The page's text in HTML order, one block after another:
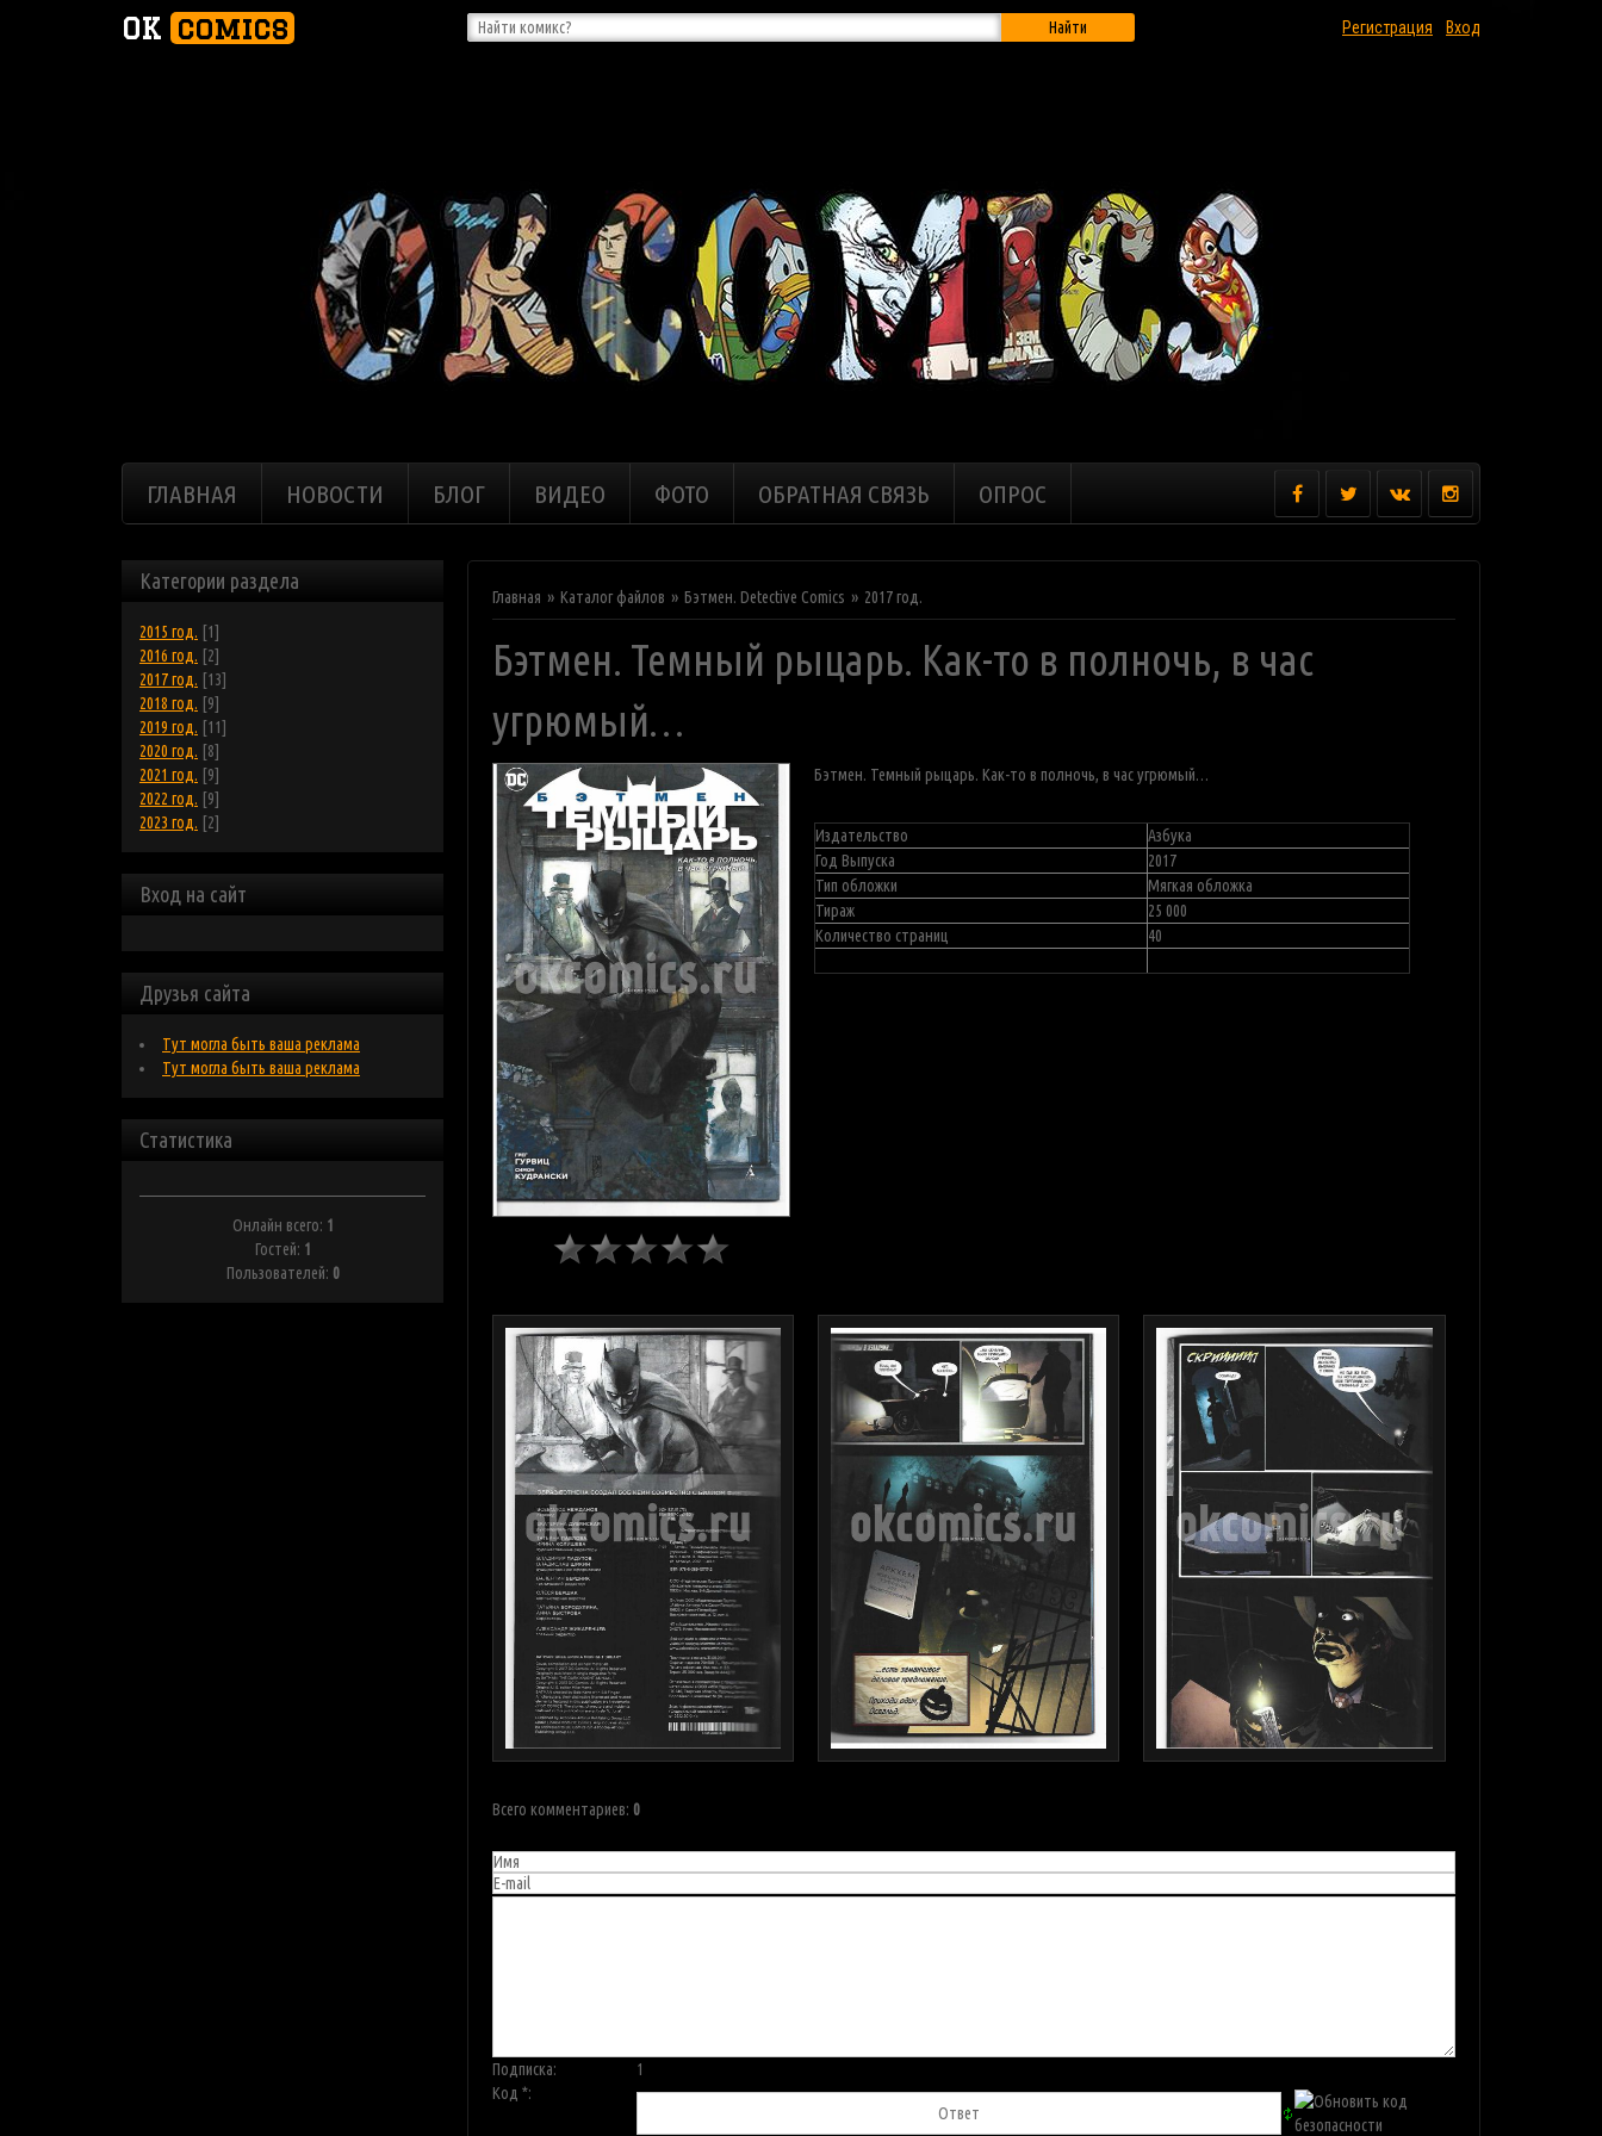
OK comics Найти Регистрация Вход
ГЛАВНАЯ НОВОСТИ БЛОГ ВИДЕО ФОТО ОБРАТНАЯ СВЯЗЬ ОПРОС
Категории раздела
2015 год. [1]
2016 год. [2]
2017 год. [13]
2018 год. [9]
2019 год. [11]
2020 год. [8]
2021 год. [9]
2022 год. [9]
2023 год. [2]
Вход на сайт
Друзья сайта
Тут могла быть ваша реклама
Тут могла быть ваша реклама
Статистика
Онлайн всего: 1
Гостей: 1
Пользователей: 0
Главная Каталог файлов Бэтмен. Detective Comics 2017 год.
Бэтмен. Темный рыцарь. Как-то в полночь, в час
угрюмый…
Бэтмен. Темный рыцарь. Как-то в полночь, в час угрюмый…
Издательство
Азбука
Год Выпуска
2017
Тип обложки
Мягкая обложка
Тираж
25 000
Количество страниц
40
Всего комментариев: 0
Подписка:
1
Код *: